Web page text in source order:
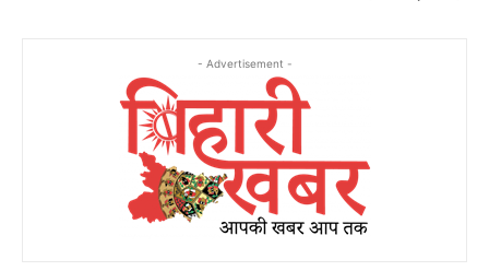
- Advertisement -